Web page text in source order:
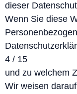
dieser
Wenn Sie diese
4 / 15
und zu welchem
Wir weisen